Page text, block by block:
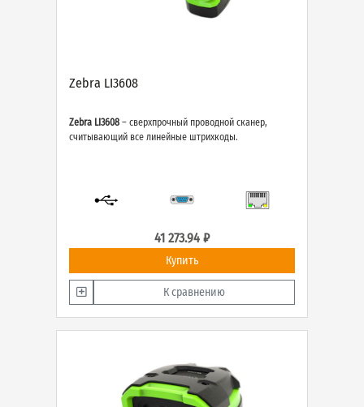
Zebra LI3608
Zebra LI3608 – сверхпрочный проводной сканер,
считывающий все линейные штрихкоды.
41 273.94 ₽
Купить
К сравнению